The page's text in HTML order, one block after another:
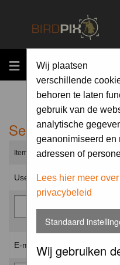
MENU
Wij plaatsen
verschillende
behoren te laten
gebruik van de
analytische
geanonimiseerd en
adressen of
Lees hier meer
privacybeleid
Standaard
Wij gebruiken
Send me a new
Items marked with a * are
Username: *
E-mail address: *